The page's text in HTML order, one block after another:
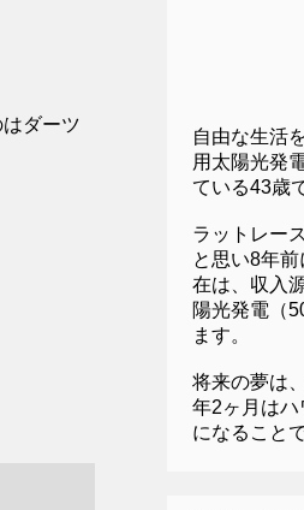
ダーツ
自由な生活
用太陽光発
ている43歳
ラットレー
と思い8年
在は、収入
陽光発電（
ます。
将来の夢は
年2ヶ月はハ
になること